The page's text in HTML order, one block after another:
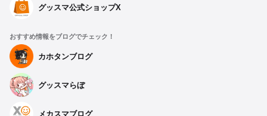
グッスマ公式ショップX
おすすめ情報をブログでチェック！
カホタンブログ
グッスマらぼ
メカスマブログ